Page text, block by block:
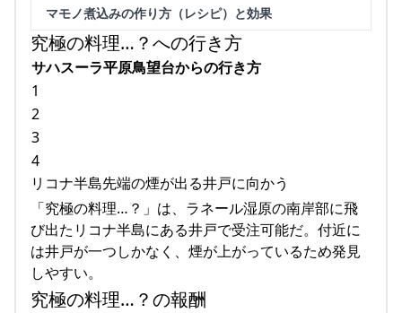
マモノ煮込みの作り方（レシピ）と効果
究極の料理…？への行き方
サハスーラ平原鳥望台からの行き方
1
2
3
4
リコナ半島先端の煙が出る井戸に向かう
「究極の料理…？」は、ラネール湿原の南岸部に飛
び出たリコナ半島にある井戸で受注可能だ。付近に
は井戸が一つしかなく、煙が上がっているため発見
しやすい。
究極の料理…？の報酬